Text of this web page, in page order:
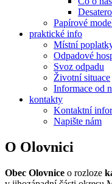
Papírové
praktické info
Místní
Odpadové
Svoz odpadu
Životní situace
Informace od
kontakty
Kontaktní
Napište nám
O Olovnici
Obec Olovnice o rozloze